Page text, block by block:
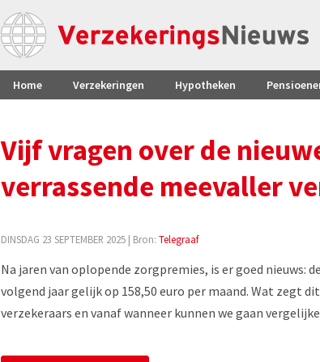
Home Verzekeringen Hypotheken
Vijf vragen over de
verrassende meevaller
DINSDAG 23 SEPTEMBER 2025 | Bron: Telegraaf
Na jaren van oplopende zorgpremies, is er goed nieuws:
volgend jaar gelijk op 158,50 euro per maand. Wat zegt
verzekeraars en vanaf wanneer kunnen we gaan